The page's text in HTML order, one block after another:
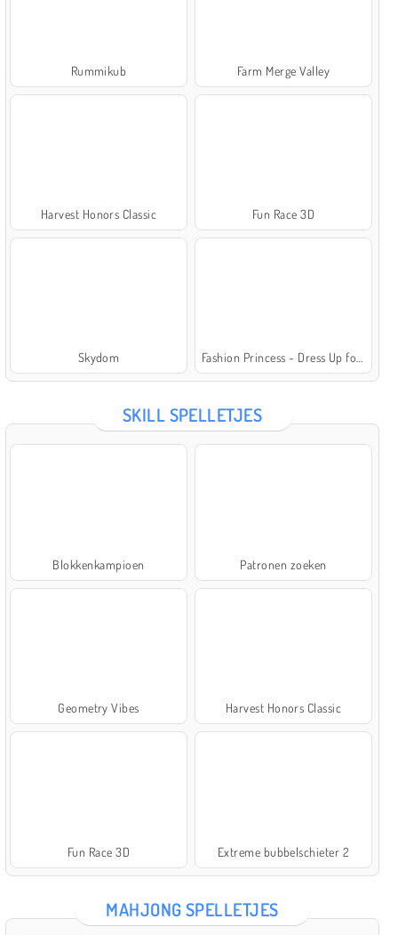
Rummikub Farm Merge Valley
Harvest Honors Classic Fun Race 3D
Skydom Fashion Princess - Dress Up for Girls
SKILL SPELLETJES
Blokkenkampioen Patronen zoeken
Geometry Vibes Harvest Honors Classic
Fun Race 3D Extreme bubbelschieter 2
MAHJONG SPELLETJES